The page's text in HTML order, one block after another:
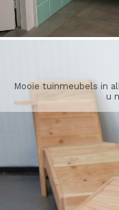
Mooie tuinmeubels in
u